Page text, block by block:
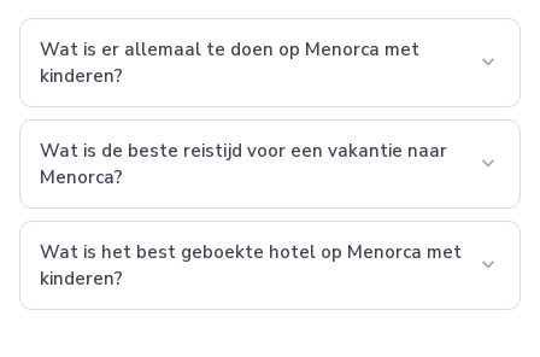
Wat is er allemaal te doen op Menorca met
kinderen?
expand_more
Wat is de beste reistijd voor een vakantie naar
Menorca?
expand_more
Wat is het best geboekte hotel op Menorca met
kinderen?
expand_more